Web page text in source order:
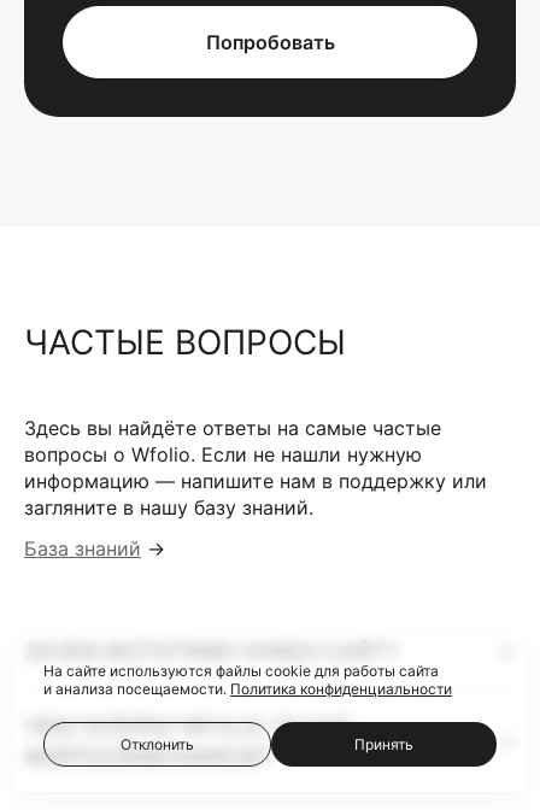
Попробовать
ЧАСТЫЕ ВОПРОСЫ
Здесь вы найдёте ответы на самые частые
вопросы о Wfolio. Если не нашли нужную
информацию — напишите нам в поддержку или
загляните в нашу базу знаний.
База знаний →
ЧЕМ ГАЛЕРЕИ WFOLIO ЛУЧШЕ
ФАЙЛООБМЕННИКОВ?
На сайте используются файлы cookie для работы сайта
и анализа посещаемости. Политика конфиденциальности
Отклонить Принять